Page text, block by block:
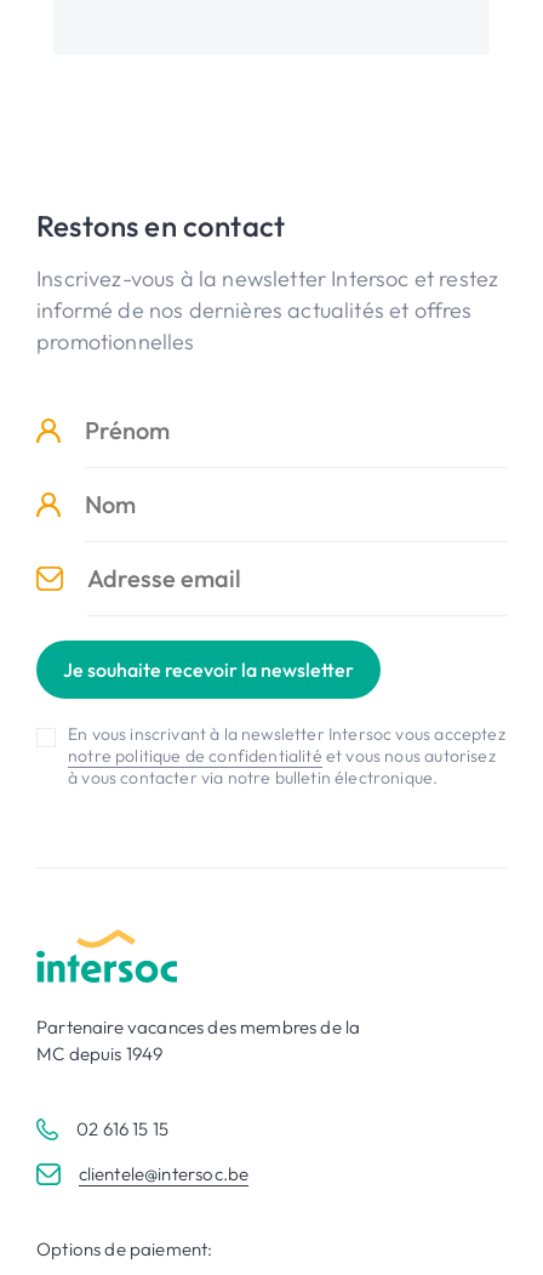
Restons en contact
Inscrivez-vous à la newsletter Intersoc et restez
informé de nos dernières actualités et offres
promotionnelles
Je souhaite recevoir la newsletter
En vous inscrivant à la newsletter Intersoc vous acceptez
notre politique de confidentialité et vous nous autorisez
à vous contacter via notre bulletin électronique.
Partenaire vacances des membres de la
MC depuis 1949
02 616 15 15
clientele@intersoc.be
Options de paiement: